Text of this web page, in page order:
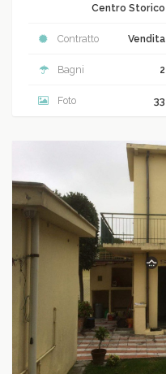
Centro Storico
Contratto Vendita
Bagni 2
Foto 33